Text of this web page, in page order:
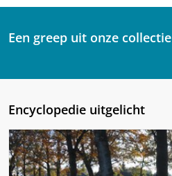
Een greep uit onze collectie
Encyclopedie uitgelicht